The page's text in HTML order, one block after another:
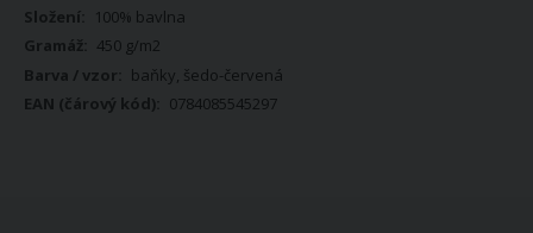
100% bavlna
450 g/m2
baňky, šedo-červená
0784085545297